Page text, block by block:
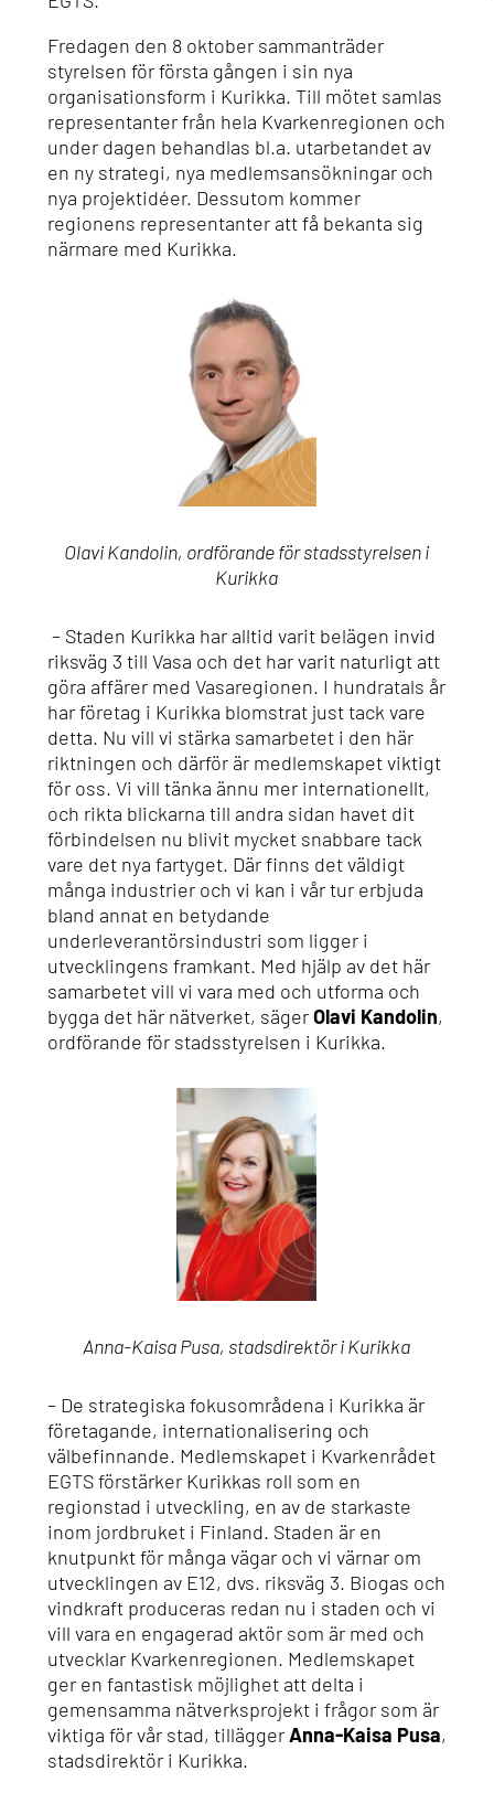
Fredagen den 8 oktober sammanträder
styrelsen för första gången i sin nya
organisationsform i Kurikka. Till mötet samlas
representanter från hela Kvarkenregionen och
under dagen behandlas bl.a. utarbetandet av
en ny strategi, nya medlemsansökningar och
nya projektidéer. Dessutom kommer
regionens representanter att få bekanta sig
närmare med Kurikka.
Olavi Kandolin, ordförande för stadsstyrelsen i
Kurikka
– Staden Kurikka har alltid varit belägen invid
riksväg 3 till Vasa och det har varit naturligt att
göra affärer med Vasaregionen. I hundratals år
har företag i Kurikka blomstrat just tack vare
detta. Nu vill vi stärka samarbetet i den här
riktningen och därför är medlemskapet viktigt
för oss. Vi vill tänka ännu mer internationellt,
och rikta blickarna till andra sidan havet dit
förbindelsen nu blivit mycket snabbare tack
vare det nya fartyget. Där finns det väldigt
många industrier och vi kan i vår tur erbjuda
bland annat en betydande
underleverantörsindustri som ligger i
utvecklingens framkant. Med hjälp av det här
samarbetet vill vi vara med och utforma och
bygga det här nätverket, sägerOlavi Kandolin,
ordförande för stadsstyrelsen i Kurikka.
Anna-Kaisa Pusa, stadsdirektör i Kurikka
– De strategiska fokusområdena i Kurikka är
företagande, internationalisering och
välbefinnande. Medlemskapet i Kvarkenrådet
EGTS förstärker Kurikkas roll som en
regionstad i utveckling, en av de starkaste
inom jordbruket i Finland. Staden är en
knutpunkt för många vägar och vi värnar om
utvecklingen av E12, dvs. riksväg 3. Biogas och
vindkraft produceras redan nu i staden och vi
vill vara en engagerad aktör som är med och
utvecklar Kvarkenregionen. Medlemskapet
ger en fantastisk möjlighet att delta i
gemensamma nätverksprojekt i frågor som är
viktiga för vår stad, tilläggerAnna-Kaisa Pusa,
stadsdirektör i Kurikka.